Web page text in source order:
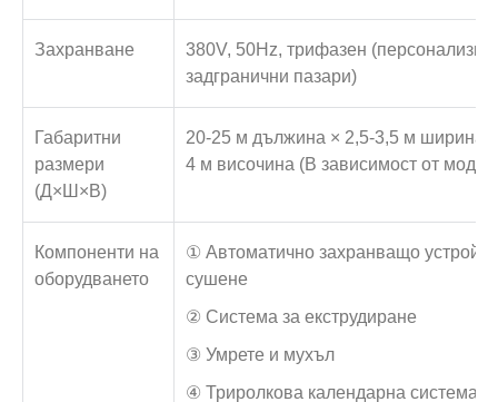
Захранване
380V, 50Hz, трифазен
задгранични пазари)
Габаритни
размери
(Д×Ш×В)
20-25 м дължина × 2,5-3,5 м ширина
4 м височина (В зависимост от
Компоненти на
оборудването
① Автоматично захранващо
сушене
② Система за екструдиране
③ Умрете и мухъл
④ Триролкова календарна система